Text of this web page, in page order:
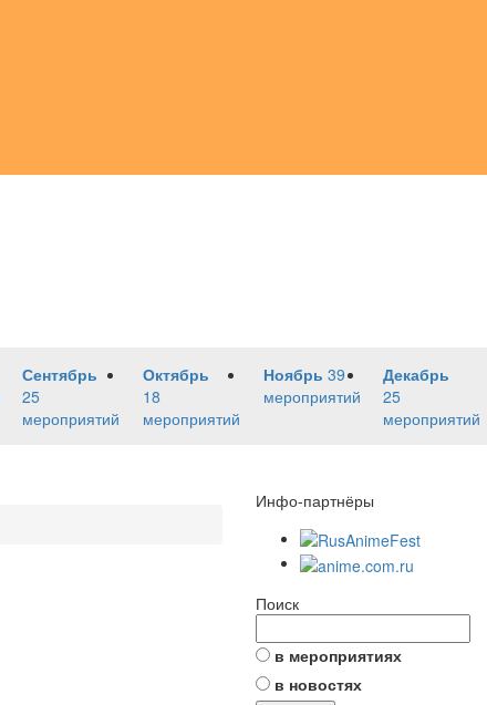
Сентябрь
25
мероприятий
Октябрь
18
мероприятий
Ноябрь 39
мероприятий
Декабрь
25
мероприятий
Инфо-партнёры
Поиск
в мероприятиях
в новостях